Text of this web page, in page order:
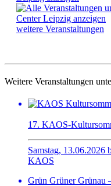
weitere Veranstaltungen
Weitere Veranstaltungen
17. KAOS-
Samstag, 13.06.2026
KAOS
Grün Grüner Grünau